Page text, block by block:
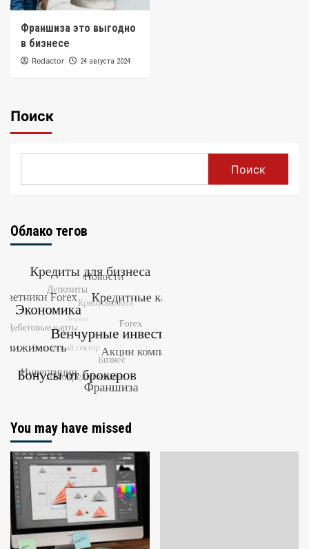
Франшиза это выгодно
в бизнесе
Redactor 24 августа 2024
Поиск
Поиск
Облако тегов
You may have missed